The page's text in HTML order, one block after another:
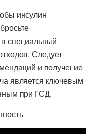
инсулин
специальный
Следует
и получение
является ключевым
при ГСД.